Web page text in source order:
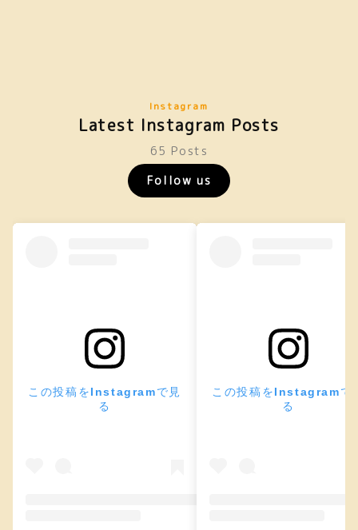
Instagram
Latest Instagram Posts
65 Posts
Follow us
この投稿をInstagramで見
る
この投稿をInstagramで
る